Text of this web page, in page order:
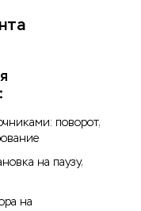
поворот,
на паузу,
на